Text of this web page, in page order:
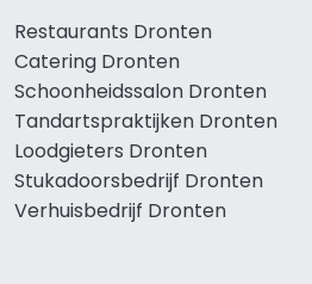
Restaurants Dronten
Catering Dronten
Schoonheidssalon Dronten
Tandartspraktijken Dronten
Loodgieters Dronten
Stukadoorsbedrijf Dronten
Verhuisbedrijf Dronten